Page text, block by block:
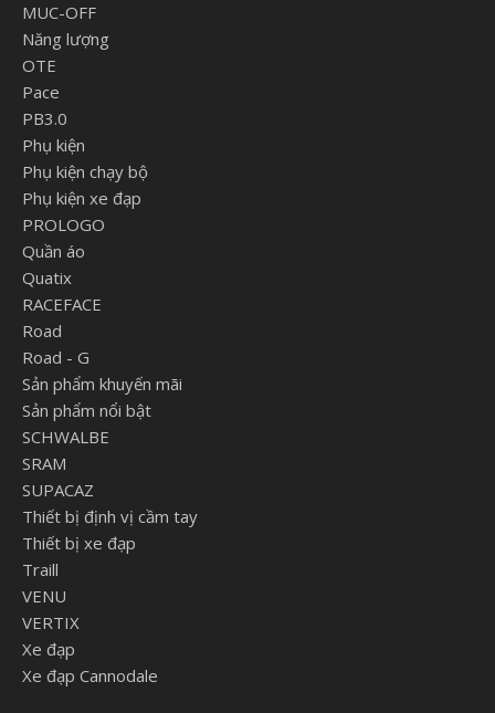
MUC-OFF
Năng lượng
OTE
Pace
PB3.0
Phụ kiện
Phụ kiện chạy bộ
Phụ kiện xe đạp
PROLOGO
Quần áo
Quatix
RACEFACE
Road
Road - G
Sản phẩm khuyến mãi
Sản phẩm nổi bật
SCHWALBE
SRAM
SUPACAZ
Thiết bị định vị cầm tay
Thiết bị xe đạp
Traill
VENU
VERTIX
Xe đạp
Xe đạp Cannodale